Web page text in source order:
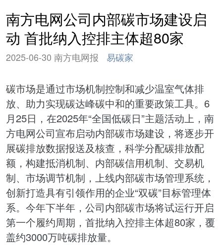
南方电网公司内部碳市场建设启
动 首批纳入控排主体超80家
2025-06-30 南方电网报 易碳家
碳市场是通过市场机制控制和减少温室气体排
放、助力实现碳达峰碳中和的重要政策工具。6
月25日，在2025年“全国低碳日”主题活动上，南
方电网公司宣布启动内部碳市场建设，将逐步开
展碳排放数据报送及核查，科学分配碳排放配
额，构建抵消机制、内部碳信用机制、交易机
制、市场调节机制，上线内部碳市场管理系统，
创新打造具有引领作用的企业“双碳”目标管理体
系。今年下半年，公司内部碳市场将试运行开启
第一个履约周期，首批纳入控排主体超80家，覆
盖约3000万吨碳排放量。